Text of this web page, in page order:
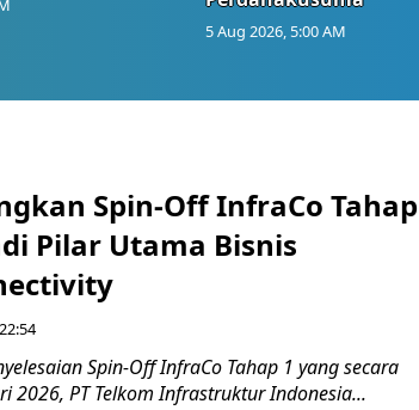
5 Aug 2026, 5:00 AM
Spin-Off InfraCo Tahap
Pilar Utama Bisnis
Spin-Off InfraCo Tahap 1 yang secara
2026, PT Telkom Infrastruktur Indonesia...